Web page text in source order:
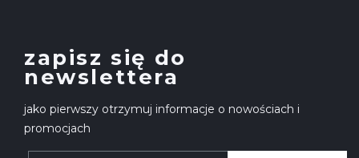
zapisz się do
newslettera
jako pierwszy otrzymuj informacje o nowościach i
promocjach